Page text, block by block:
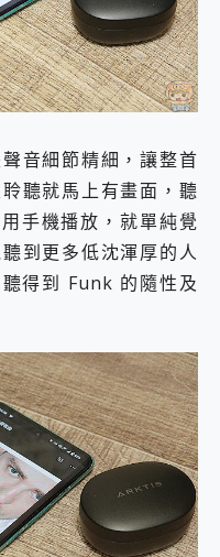
音細節精細，讓整首
聽就馬上有畫面，聽
手機播放，就單純覺
到更多低沈渾厚的人
得到 Funk 的隨性及